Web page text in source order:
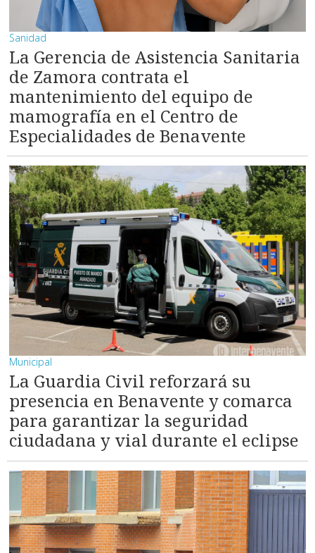
Sanidad
La Gerencia de Asistencia Sanitaria
de Zamora contrata el
mantenimiento del equipo de
mamografía en el Centro de
Especialidades de Benavente
Municipal
La Guardia Civil reforzará su
presencia en Benavente y comarca
para garantizar la seguridad
ciudadana y vial durante el eclipse